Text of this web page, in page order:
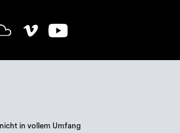
in vollem Umfang